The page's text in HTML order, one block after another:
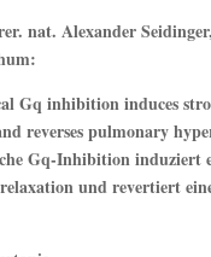
nat. Alexander
Gq inhibition induces
reverses pulmonary
Gq-Inhibition induziert
und revertiert